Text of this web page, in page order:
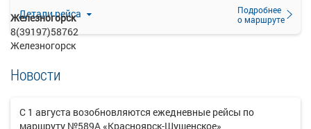
Детали рейса
Подробнее
о маршруте
Железногорск
8(39197)58762
Железногорск
Новости
С 1 августа возобновляются ежедневные рейсы по
маршруту №589А «Красноярск-Шушенское»